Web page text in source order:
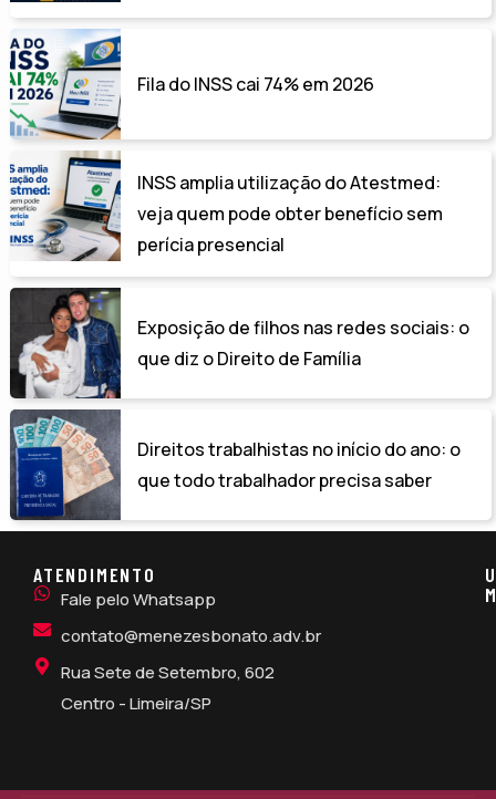
Fila do INSS cai 74% em 2026
INSS amplia utilização do Atestmed:
veja quem pode obter benefício sem
perícia presencial
Exposição de filhos nas redes sociais: o
que diz o Direito de Família
Direitos trabalhistas no início do ano: o
que todo trabalhador precisa saber
ATENDIMENTO
Fale pelo Whatsapp
contato@menezesbonato.adv.br
Rua Sete de Setembro, 602
Centro - Limeira/SP